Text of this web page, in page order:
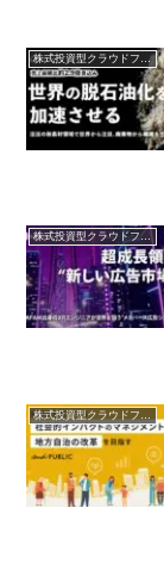
株式投資型クラウドファンディング
株式投資型クラウドファンディング